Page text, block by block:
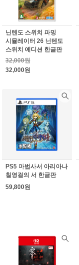
닌텐도 스위치 파밍
시뮬레이터 26 닌텐도
스위치 에디션 한글판
32,000원
32,000원
PS5 마법사서 아리아나
칠영걸의 서 한글판
59,800원